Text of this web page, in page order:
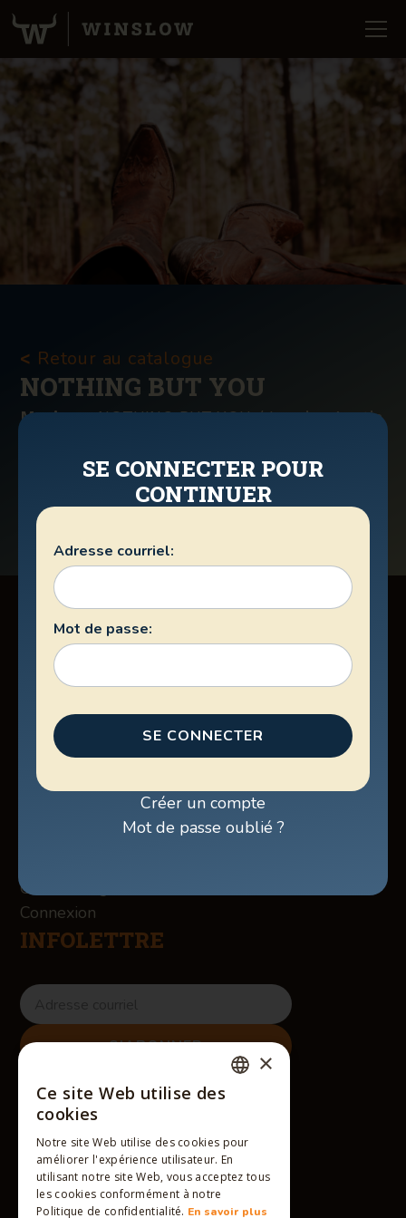
SE CONNECTER POUR
CONTINUER
Adresse courriel:
Mot de passe:
SE CONNECTER
Créer un compte
Mot de passe oublié ?
< Retour au catalogue
NOTHING BUT YOU
Musique:NOTHING BUT YOU / Leaving Austin
Voir la feuille COPPERKNOB>
PAGES DU SITE
Programmation sur Facebook
Billetterie
À propos des Winslow
Cours en ligne
Connexion
INFOLETTRE
RÉSEAUX SOCIAUX
×
Ce site Web utilise des
cookies
Notre site Web utilise des cookies pour
améliorer l'expérience utilisateur. En
utilisant notre site Web, vous acceptez tous
les cookies conformément à notre
Politique de confidentialité. En savoir plus